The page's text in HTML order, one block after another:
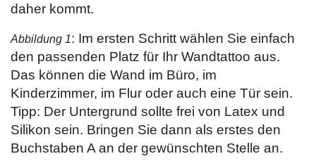
daher kommt.
Abbildung 1: Im ersten Schritt wählen Sie einfach
den passenden Platz für Ihr Wandtattoo aus.
Das können die Wand im Büro, im
Kinderzimmer, im Flur oder auch eine Tür sein.
Tipp: Der Untergrund sollte frei von Latex und
Silikon sein. Bringen Sie dann als erstes den
Buchstaben A an der gewünschten Stelle an.